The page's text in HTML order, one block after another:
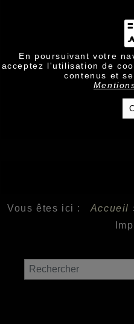
En poursuivant votre
acceptez l'utilisation de
contenus et
Vous êtes ici : Accueil